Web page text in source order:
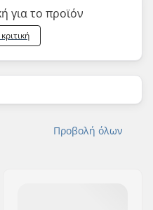
για το προϊόν
Προβολή όλων